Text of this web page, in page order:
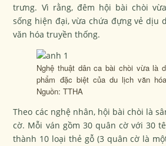
trưng. Vì rằng, đêm hội bài chòi
sống hiện đại, vừa chứa đựng vẻ dịu
văn hóa truyền thống.
Nghệ thuật dân ca bài chòi vừa là
phẩm đặc biệt của du lịch văn
Nguồn: TTHA
Theo các nghệ nhân, hội bài chòi là
cờ. Mỗi ván gồm 30 quân cờ với 30
thành 10 loại thẻ gỗ (3 quân cờ là